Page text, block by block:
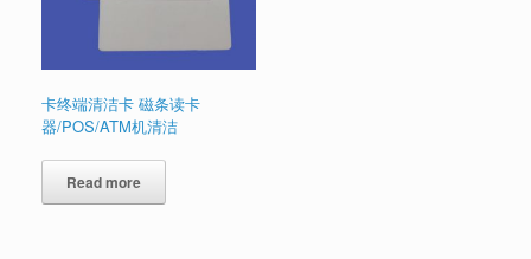
卡终端​​清洁卡 磁条读卡
器/POS/ATM机清洁
Read more